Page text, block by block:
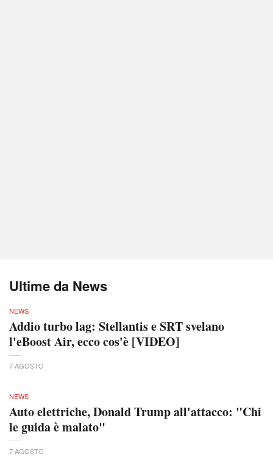
Ultime da News
NEWS
Addio turbo lag: Stellantis e SRT svelano
l'eBoost Air, ecco cos'è [VIDEO]
7 AGOSTO
NEWS
Auto elettriche, Donald Trump all'attacco: "Chi
le guida è malato"
7 AGOSTO